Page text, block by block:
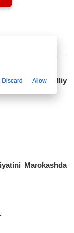
umummilliy
Marokashda
Discard Allow